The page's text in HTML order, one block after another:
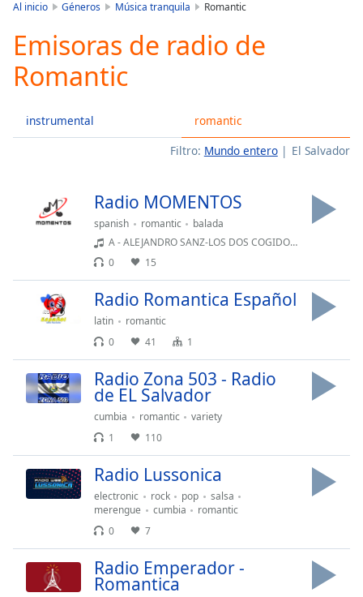
Play
Video
Play
Skip
Duration-:-
Stream
LIVE
Seek to
liveLIVE
Remaining
Time-
1x
Playback
Rate
Chapters
Descriptions
Al inicio Géneros Música tranquila Romantic
Emisoras de radio de
Romantic
instrumental
romantic
Filtro: Mundo entero El Salvador
Radio MOMENTOS
spanish romantic
balada
A - ALEJANDRO SANZ-LOS DOS COGIDOS DE LA MANO (1991)
0
15
Radio Romantica Español
latin
romantic
0
41 1
Radio Zona 503 - Radio
de EL Salvador
cumbia romantic
variety
1
110
Radio Lussonica
electronic rock pop
salsa
merengue
cumbia
romantic
0
7
Radio Emperador -
Romantica